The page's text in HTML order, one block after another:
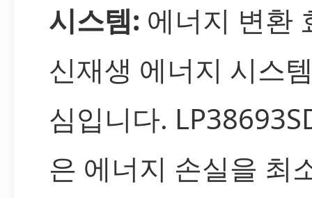
시스템: 에너지 변환
신재생 에너지 시스
심입니다.
은 에너지 손실을 최